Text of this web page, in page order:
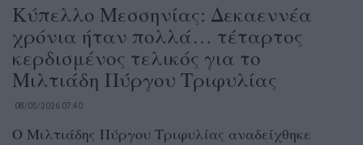
Κύπελλο Μεσσηνίας: Δεκαεννέα
χρόνια ήταν πολλά… τέταρτος
κερδισμένος τελικός για το
Μιλτιάδη Πύργου Τριφυλίας
08/05/2026 07:40
Ο Μιλτιάδης Πύργου Τριφυλίας αναδείχθηκε